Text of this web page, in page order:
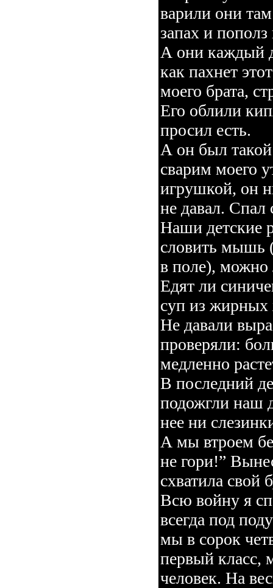
варили они
запах и пополз
А они каждый
как пахнет
моего брата,
Его облили
просил есть.
А он был
сварим моего
игрушкой, он
не давал. Спал
Наши детские
словить мышь
в поле), можно
Едят ли
суп из жирных
Не давали
проверяли:
медленно
В последний
подожгли наш
нее ни
А мы втроем
не гори!”
схватила свой
Всю войну я
всегда под
мы в сорок
первый класс,
человек. На